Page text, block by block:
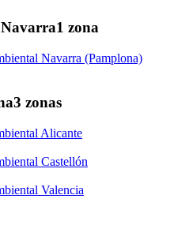
1 zona
Navarra (Pamplona)
3 zonas
Alicante
Castellón
Valencia